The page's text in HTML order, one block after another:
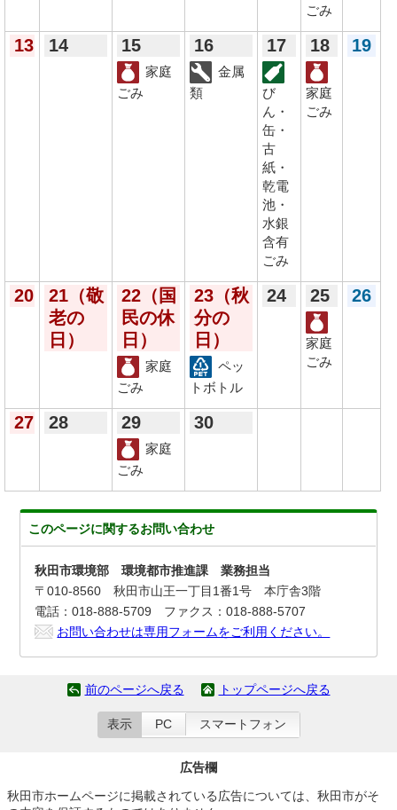
ごみ
13 14 15
家庭
ごみ
16
金属
類
17
び
ん・
缶・
古
紙・
乾電
池・
水銀
含有
ごみ
18
家庭
ごみ
19
20 21 （敬
老の
日）
22 （国
民の休
日）
家庭
ごみ
23 （秋
分の
日）
ペッ
トボトル
24 25
家庭
ごみ
26
27 28 29
家庭
ごみ
30
このページに関するお問い合わせ
秋田市環境部 環境都市推進課 業務担当
〒010-8560 秋田市山王一丁目1番1号 本庁舎3階
電話：018-888-5709 ファクス：018-888-5707
お問い合わせは専用フォームをご利用ください。
前のページへ戻る トップページへ戻る
表示 PC スマートフォン
広告欄
秋田市ホームページに掲載されている広告については、秋田市がそ